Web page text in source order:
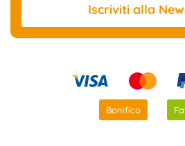
Iscrivitialla
Bonifico